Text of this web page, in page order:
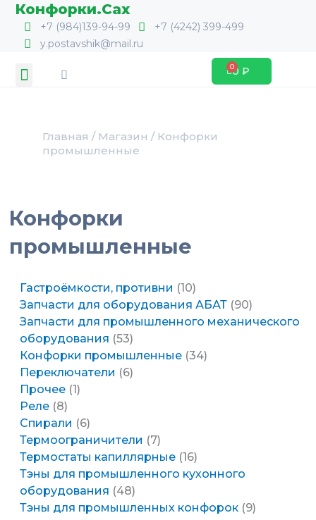
Перейти
содержимому
Конфорки.Сах
+7 (984)139-94-99
+7 (4242) 399-499
y.postavshik@mail.ru
MenuSearch 0₽
Cart
Главная / Магазин / Конфорки
промышленные
Конфорки
промышленные
Гастроёмкости, противни 1010
товаров
Запчасти для оборудования АБАТ 90товаров
Запчасти для промышленного механического
оборудования
53
53
товара
Конфорки промышленные 34
товара
Переключатели 6
6
товаров
Прочее 1
1
товар
Реле 8
8
товаров
Спирали 6
6
товаров
Термоограничители 7
7
товаров
Термостаты капиллярные 16
16
товаров
Тэны для промышленного кухонного
оборудования
48
48
товаров
Тэны для промышленных конфорок 9
12
товаров
21
товар